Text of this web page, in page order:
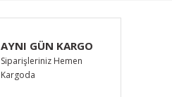
AYNI GÜN KARGO
Siparişleriniz Hemen
Kargoda